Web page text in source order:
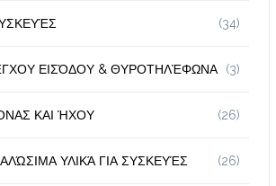
(34)
ΕΙΣΌΔΟΥ & ΘΥΡΟΤΗΛΈΦΩΝΑ (3)
ΚΑΙ ΉΧΟΥ (26)
ΥΛΙΚΆ ΓΙΑ ΣΥΣΚΕΥΈΣ (26)